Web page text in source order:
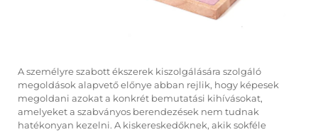
A személyre szabott ékszerek kiszolgálására szolgáló
megoldások alapvető előnye abban rejlik, hogy képesek
megoldani azokat a konkrét bemutatási kihívásokat,
amelyeket a szabványos berendezések nem tudnak
hatékonyan kezelni. A kiskereskedőknek, akik sokféle